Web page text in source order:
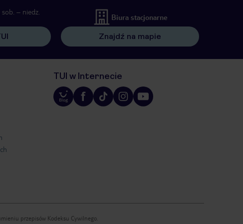
– niedz.
Biura stacjonarne
Znajdź na mapie
TUI w Internecie
przepisów Kodeksu Cywilnego.